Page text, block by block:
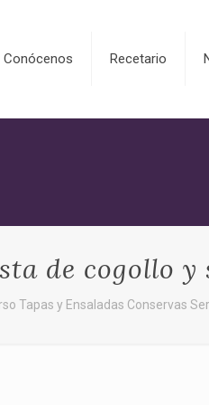
Conócenos Recetario
de cogollo
Tapas y Ensaladas Conservas